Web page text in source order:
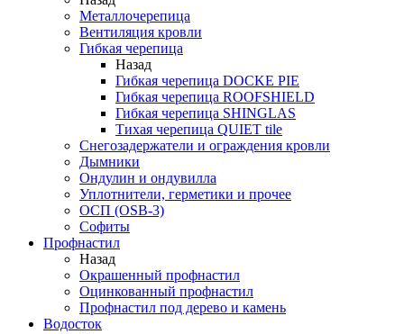
Металлочерепица
Вентиляция кровли
Гибкая черепица
Назад
Гибкая черепица DOCKE PIE
Гибкая черепица ROOFSHIELD
Гибкая черепица SHINGLAS
Тихая черепица QUIET tile
Снегозадержатели и ограждения кровли
Дымники
Ондулин и ондувилла
Уплотнители, герметики и прочее
ОСП (OSB-3)
Софиты
Профнастил
Назад
Окрашенный профнастил
Оцинкованный профнастил
Профнастил под дерево и камень
Водосток